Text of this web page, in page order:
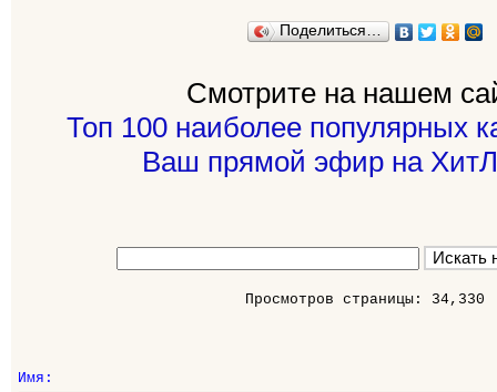
Поделиться…
Смотрите на нашем
Топ 100 наиболее популярных
Ваш прямой эфир на
Просмотров страницы: 34,330
Имя: